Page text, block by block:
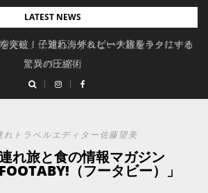
LATEST NEWS
えた」に対応。ずれない大容量キャリーオ
ンバッグ
突破！子連れ海外＆ビーチ旅をラクにする
驚異の圧縮術
れトラベルエディター佐藤望美
れ旅と食の情報マガジン
FOOTABY!（フータビー）」